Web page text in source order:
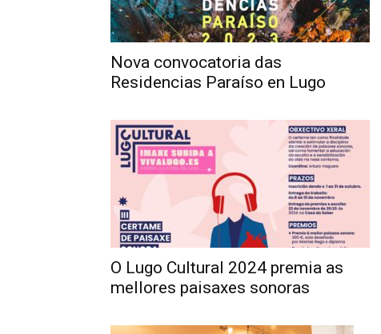
Nova convocatoria das
Residencias Paraíso en Lugo
O Lugo Cultural 2024 premia as
mellores paisaxes sonoras